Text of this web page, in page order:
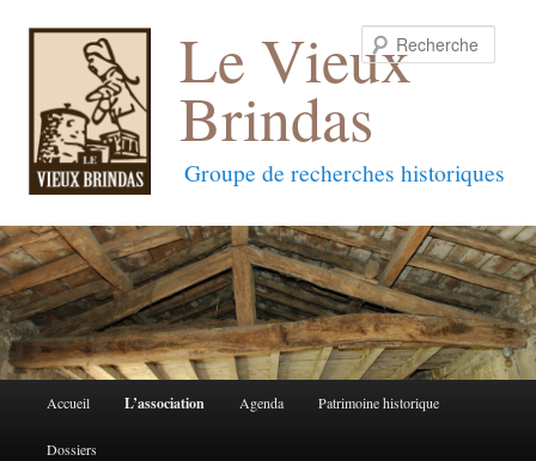
Le Vieux
Brindas
Groupe de recherches historiques
Aller
au
Aller
au
Accueil L’association Agenda Patrimoine historique
Dossiers